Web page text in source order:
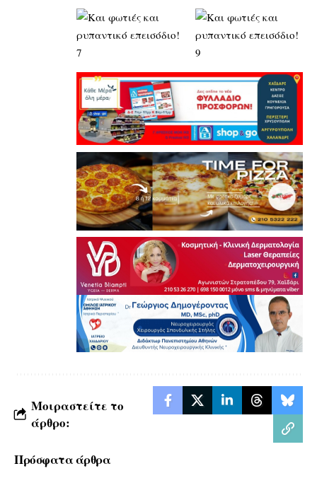
Μοιραστείτε το
άρθρο:
Πρόσφατα άρθρα